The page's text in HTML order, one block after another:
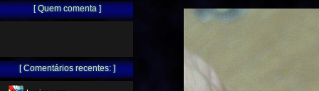
[ Quem comenta ]
[ Comentários recentes: ]